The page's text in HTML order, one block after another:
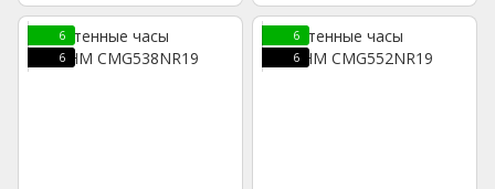
6
6
6
6